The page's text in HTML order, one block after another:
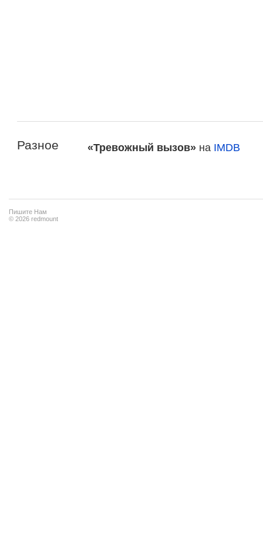
Разное «Тревожный вызов» на IMDB
Пишите Нам
© 2026 redmount